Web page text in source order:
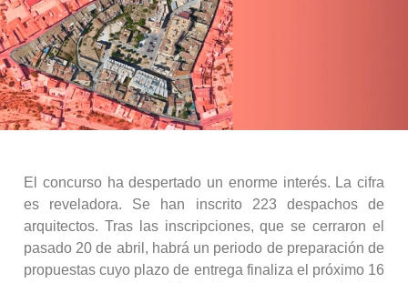
El concurso ha despertado un enorme interés. La cifra
es reveladora. Se han inscrito 223 despachos de
arquitectos. Tras las inscripciones, que se cerraron el
pasado 20 de abril, habrá un periodo de preparación de
propuestas cuyo plazo de entrega finaliza el próximo 16